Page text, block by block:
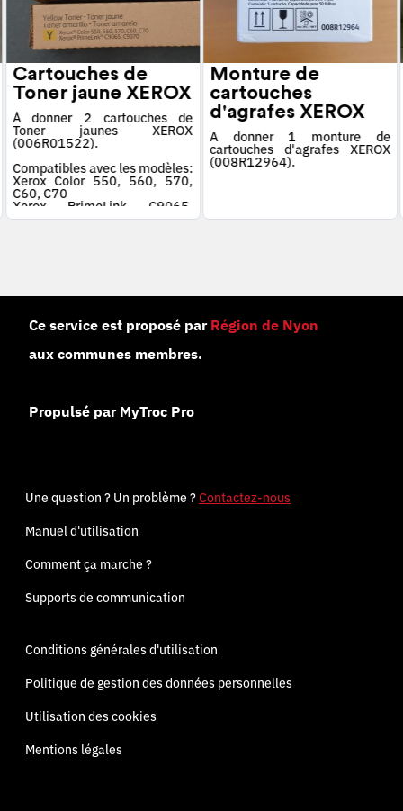
Cartouches de
Toner jaune XEROX
À donner 2 cartouches de
Toner jaunes XEROX
(006R01522).
Compatibles avec les modèles:
Xerox Color 550, 560, 570,
C60, C70
Xerox PrimeLink C9065,
C9070
Monture de
cartouches
d'agrafes XEROX
À donner 1 monture de
cartouches d'agrafes XEROX
(008R12964).
Ce service est proposé par Région de Nyon
aux communes membres.
Propulsé par MyTroc Pro
Une question ? Un problème ?Contactez-nous
Manuel d'utilisation
Comment ça marche ?
Supports de communication
Conditions générales d'utilisation
Politique de gestion des données personnelles
Utilisation des cookies
Mentions légales